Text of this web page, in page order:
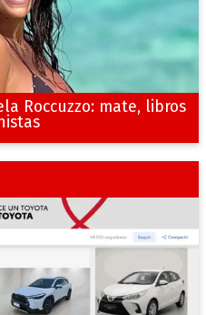
Roccuzzo: mate, libros